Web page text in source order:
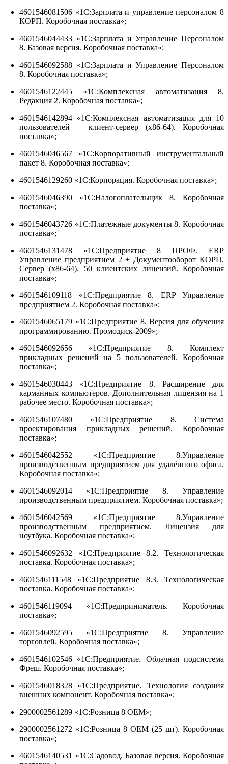
4601546081506 «1С:Зарплата и управление персоналом 8
КОРП. Коробочная поставка»;
4601546044433 «1С:Зарплата и Управление Персоналом
8. Базовая версия. Коробочная поставка»;
4601546092588 «1С:Зарплата и Управление Персоналом
8. Коробочная поставка»;
4601546122445 «1С:Комплексная автоматизация 8.
Редакция 2. Коробочная поставка»;
4601546142894 «1С:Комплексная автоматизация для 10
пользователей + клиент-сервер (x86-64). Коробочная
поставка»;
4601546046567 «1С:Корпоративный инструментальный
пакет 8. Коробочная поставка»;
4601546129260 «1С:Корпорация. Коробочная поставка»;
4601546046390 «1С:Налогоплательщик 8. Коробочная
поставка»;
4601546043726 «1С:Платежные документы 8. Коробочная
поставка»;
4601546131478 «1С:Предприятие 8 ПРОФ. ERP
Управление предприятием 2 + Документооборот КОРП.
Сервер (x86-64). 50 клиентских лицензий. Коробочная
поставка»;
4601546109118 «1С:Предприятие 8. ERP Управление
предприятием 2. Коробочная поставка»;
4601546065179 «1С:Предприятие 8. Версия для обучения
программированию. Промодиск-2009»;
4601546092656 «1С:Предприятие 8. Комплект
прикладных решений на 5 пользователей. Коробочная
поставка»;
4601546030443 «1С:Предприятие 8. Расширение для
карманных компьютеров. Дополнительная лицензия на 1
рабочее место. Коробочная поставка»;
4601546107480 «1С:Предприятие 8. Система
проектирования прикладных решений. Коробочная
поставка»;
4601546042552 «1С:Предприятие 8.Управление
производственным предприятием для удалённого офиса.
Коробочная поставка»;
4601546092014 «1С:Предприятие 8. Управление
производственным предприятием. Коробочная поставка»;
4601546042569 «1С:Предприятие 8.Управление
производственным предприятием. Лицензия для
ноутбука. Коробочная поставка»;
4601546092632 «1С:Предприятие 8.2. Технологическая
поставка. Коробочная поставка»;
4601546111548 «1С:Предприятие 8.3. Технологическая
поставка. Коробочная поставка»;
4601546119094 «1С:Предприниматель. Коробочная
поставка»;
4601546092595 «1С:Предприятие 8. Управление
торговлей. Коробочная поставка»;
4601546102546 «1С:Предприятие. Облачная подсистема
Фреш. Коробочная поставка»;
4601546018328 «1С:Предприятие. Технология создания
внешних компонент. Коробочная поставка»;
2900002561289 «1С:Розница 8 OEM»;
2900002561272 «1С:Розница 8 OEM (25 шт). Коробочная
поставка»;
4601546140531 «1С:Садовод. Базовая версия. Коробочная